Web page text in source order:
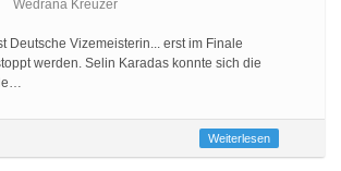
Wedrana Kreuzer
Deutsche Vizemeisterin... erst im Finale
werden. Selin Karadas konnte sich die
Weiterlesen